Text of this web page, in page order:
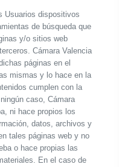
Usuarios dispositivos
de búsqueda que
y/o sitios web
Cámara Valencia
páginas en el
mismas y lo hace en la
cumplen con la
caso, Cámara
ni hace propios los
datos, archivos y
tales páginas web y no
o hace propias las
En el caso de